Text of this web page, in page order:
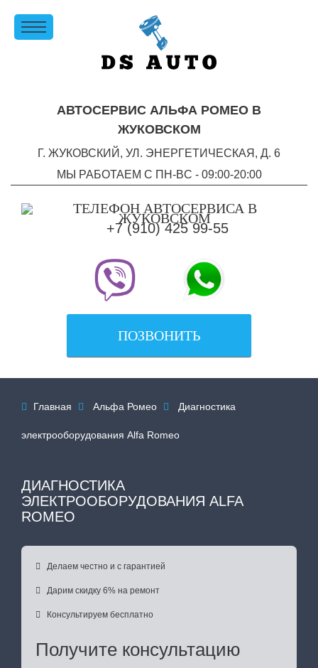
АВТОСЕРВИС АЛЬФА РОМЕО В
ЖУКОВСКОМ
Г. ЖУКОВСКИЙ, УЛ. ЭНЕРГЕТИЧЕСКАЯ, Д. 6
МЫ РАБОТАЕМ С ПН-ВC - 09:00-20:00
+7 (910) 425 99-55
ПОЗВОНИТЬ
 Главная  Альфа Ромео  Диагностика
электрооборудования Alfa Romeo
ДИАГНОСТИКА
ЭЛЕКТРООБОРУДОВАНИЯ ALFA
ROMEO
 Делаем честно и с гарантией
 Дарим скидку 6% на ремонт
 Консультируем бесплатно
Получите консультацию